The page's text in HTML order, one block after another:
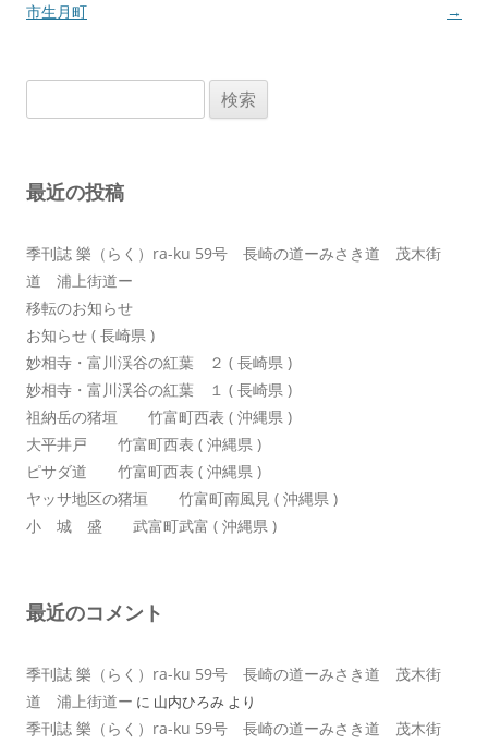
稿
ョ
市生月町
→
索:
最近の投稿
季刊誌 樂（らく）ra-ku 59号 長崎の道ーみさき道 茂木街
道 浦上街道ー
移転のお知らせ
お知らせ ( 長崎県 )
妙相寺・富川渓谷の紅葉 ２ ( 長崎県 )
妙相寺・富川渓谷の紅葉 １ ( 長崎県 )
祖納岳の猪垣 竹富町西表 ( 沖縄県 )
大平井戸 竹富町西表 ( 沖縄県 )
ピサダ道 竹富町西表 ( 沖縄県 )
ヤッサ地区の猪垣 竹富町南風見 ( 沖縄県 )
小 城 盛 武富町武富 ( 沖縄県 )
最近のコメント
季刊誌 樂（らく）ra-ku 59号 長崎の道ーみさき道 茂木街
道 浦上街道ー に 山内ひろみ より
季刊誌 樂（らく）ra-ku 59号 長崎の道ーみさき道 茂木街